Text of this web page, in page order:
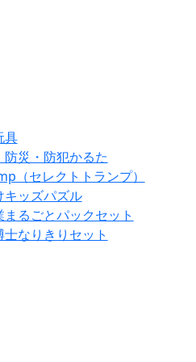
具
災・防犯かるた
（セレクトトランプ）
キッズパズル
るごとパックセット
なりきりセット